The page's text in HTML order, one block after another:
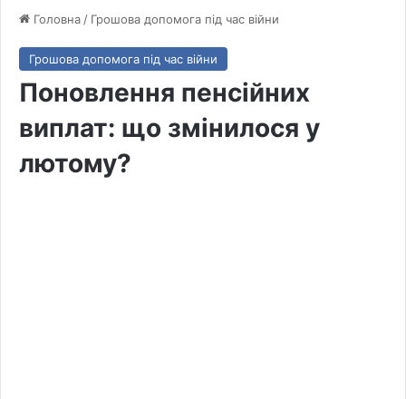
Головна / Грошова допомога під час війни
Грошова допомога під час війни
Поновлення пенсійних
виплат: що змінилося у
лютому?